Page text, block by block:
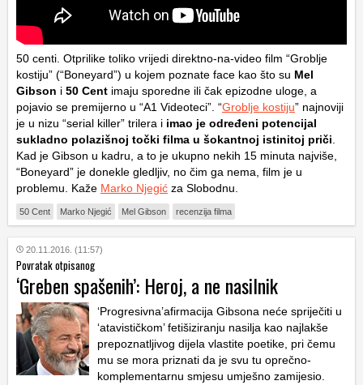
50 centi. Otprilike toliko vrijedi direktno-na-video film “Groblje
kostiju” (“Boneyard”) u kojem poznate face kao što su Mel
Gibson i 50 Cent imaju sporedne ili čak epizodne uloge, a
pojavio se premijerno u “A1 Videoteci”. “Groblje kostiju” najnoviji
je u nizu “serial killer” trilera i imao je određeni potencijal
sukladno polazišnoj točki filma u šokantnoj istinitoj priči
Kad je Gibson u kadru, a to je ukupno nekih 15 minuta najviše,
“Boneyard” je donekle gledljiv, no čim ga nema, film je u
problemu. Kaže Marko Njegić za Slobodnu.
50 Cent Marko Njegić Mel Gibson recenzija filma
20.11.2016. (11:57)
Povratak otpisanog
‘Greben spašenih’: Heroj, a ne nasilnik
‘Progresivna’afirmacija Gibsona neće spriječiti u
‘atavističkom’ fetišiziranju nasilja kao najlakše
prepoznatljivog dijela vlastite poetike, pri čemu
mu se mora priznati da je svu tu oprečno-
komplementarnu smjesu umješno zamijesio.